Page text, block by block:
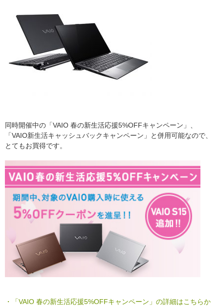
同時開催中の「VAIO 春の新生活応援5%OFFキャンペーン」、
「VAIO新生活キャッシュバックキャンペーン」と併用可能なので、
とてもお買得です。
・「VAIO 春の新生活応援5%OFFキャンペーン」の詳細はこちらか